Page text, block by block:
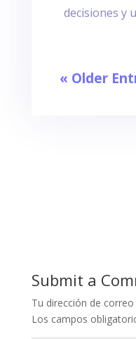
decisiones y
« Older
Submit a
Tu dirección de
Los campos